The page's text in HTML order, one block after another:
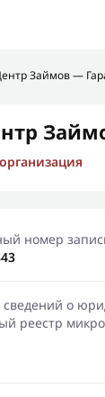
Займов —
номер
сведений о
реестр
форма не
нам
Вами в
Отправить